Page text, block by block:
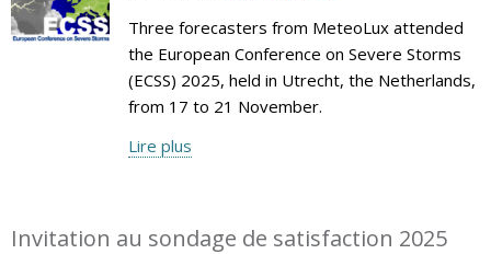
Three forecasters from MeteoLux attended
the European Conference on Severe Storms
(ECSS) 2025, held in Utrecht, the Netherlands,
from 17 to 21 November.
Lire plus
Invitation au sondage de satisfaction 2025